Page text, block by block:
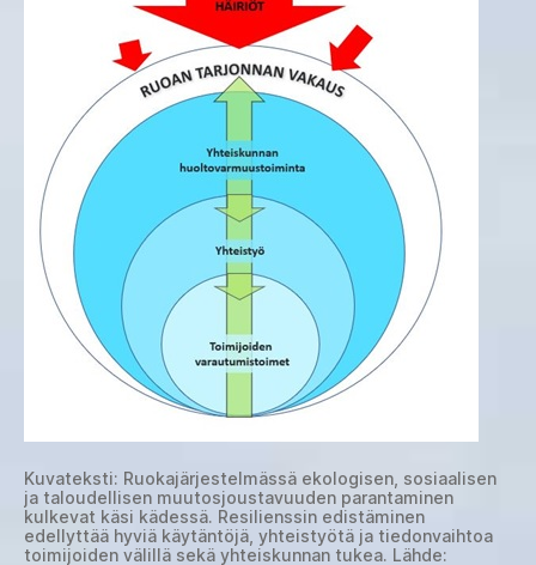
Kuvateksti: Ruokajärjestelmässä ekologisen, sosiaalisen
ja taloudellisen muutosjoustavuuden parantaminen
kulkevat käsi kädessä. Resilienssin edistäminen
edellyttää hyviä käytäntöjä, yhteistyötä ja tiedonvaihtoa
toimijoiden välillä sekä yhteiskunnan tukea. Lähde: